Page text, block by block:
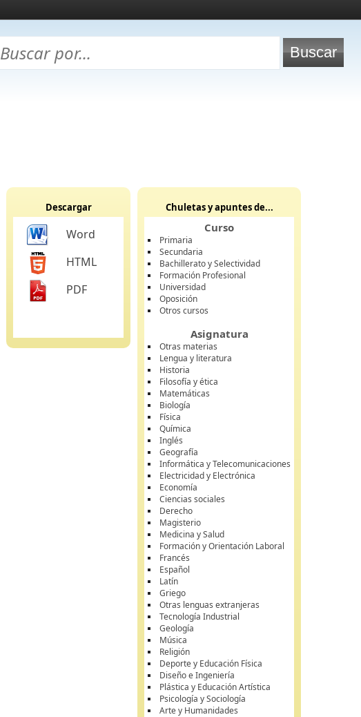
Descargar
Word
HTML
PDF
Chuletas y apuntes de...
Curso
Primaria
Secundaria
Bachillerato y Selectividad
Formación Profesional
Universidad
Oposición
Otros cursos
Asignatura
Otras materias
Lengua y literatura
Historia
Filosofía y ética
Matemáticas
Biología
Física
Química
Inglés
Geografía
Informática y Telecomunicaciones
Electricidad y Electrónica
Economía
Ciencias sociales
Derecho
Magisterio
Medicina y Salud
Formación y Orientación Laboral
Francés
Español
Latín
Griego
Otras lenguas extranjeras
Tecnología Industrial
Geología
Música
Religión
Deporte y Educación Física
Diseño e Ingeniería
Plástica y Educación Artística
Psicología y Sociología
Arte y Humanidades